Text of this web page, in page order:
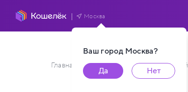
Ваш город Москва?
Да
Нет
Москва
Главная / Каталог карт пользователей